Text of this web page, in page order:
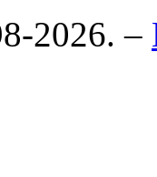
2026. –